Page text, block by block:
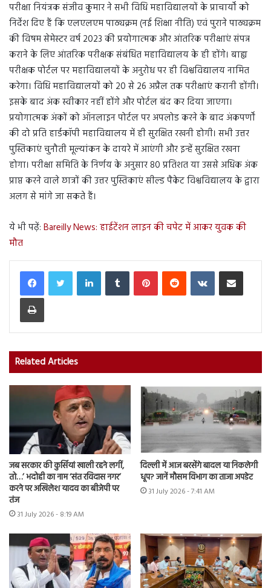
परीक्षा नियंत्रक संजीव कुमार ने सभी विधि महाविद्यालयों के प्राचार्यों को
निर्देश दिए हैं कि एलएलएम पाठ्यक्रम (नई शिक्षा नीति) एवं पुराने पाठ्यक्रम
की विषम सेमेस्टर वर्ष 2023 की प्रयोगात्मक और आंतरिक परीक्षाएं संपन्न
कराने के लिए आंतरिक परीक्षक संबंधित महाविद्यालय के ही होंगे। बाह्य
परीक्षक पोर्टल पर महाविद्यालयों के अनुरोध पर ही विश्वविद्यालय नामित
करेगा। विधि महाविद्यालयों को 20 से 26 अप्रैल तक परीक्षाएं करानी होंगी।
इसके बाद अंक स्वीकार नहीं होंगे और पोर्टल बंद कर दिया जाएगा।
प्रयोगात्मक अंकों को ऑनलाइन पोर्टल पर अपलोड करने के बाद अंकपर्णों
की दो प्रति हार्डकॉपी महाविद्यालय में ही सुरक्षित रखनी होगी। सभी उत्तर
पुस्तिकाएं चुनौती मूल्यांकन के दायरे में आएंगी और इन्हें सुरक्षित रखना
होगा। परीक्षा समिति के निर्णय के अनुसार 80 प्रतिशत या उससे अधिक अंक
प्राप्त करने वाले छात्रों की उत्तर पुस्तिकाएं सील्ड पैकेट विश्वविद्यालय के द्वारा
अलग से मांगे जा सकते हैं।
ये भी पढ़ें: Bareilly News: हाईटेंशन लाइन की चपेट में आकर युवक की
मौत
LinkedInTumblr PinterestReddit VKontakteShare via Email
Print
Related Articles
जब सरकार की कुर्सियां खाली रहने लगीं,
तो…’ भदोही का नाम ‘संत रविदास नगर’
करने पर अखिलेश यादव का बीजेपी पर
तंज
31 July 2026 - 8:19 AM
दिल्ली में आज बरसेंगे बादल या निकलेगी
धूप? जानें मौसम विभाग का ताजा अपडेट
31 July 2026 - 7:41 AM